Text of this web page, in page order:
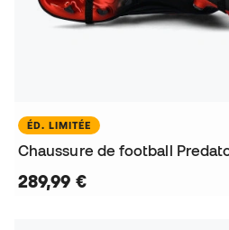
ÉD. LIMITÉE
289,99 €